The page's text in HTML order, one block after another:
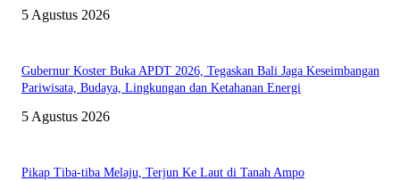
5 Agustus 2026
Gubernur Koster Buka APDT 2026, Tegaskan Bali Jaga Keseimbangan
Pariwisata, Budaya, Lingkungan dan Ketahanan Energi
5 Agustus 2026
Pikap Tiba-tiba Melaju, Terjun Ke Laut di Tanah Ampo